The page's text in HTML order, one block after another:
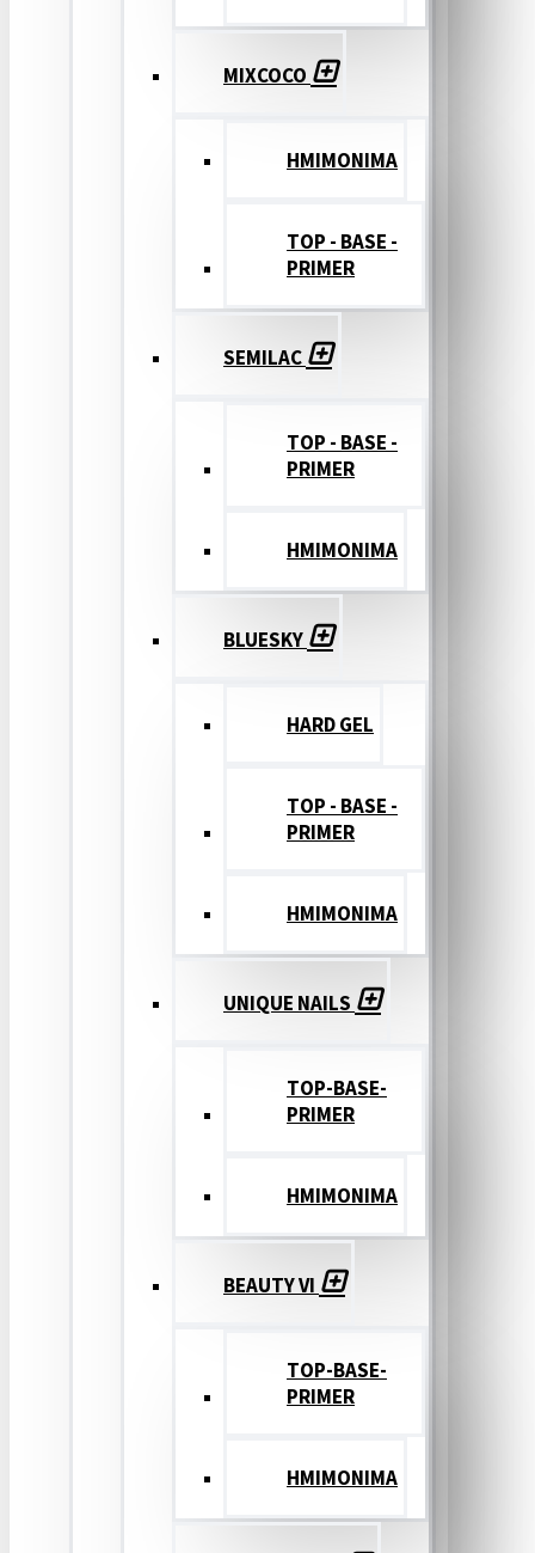
MIXCOCO
HMIMONIMA
TOP - BASE -
PRIMER
SEMILAC
TOP - BASE -
PRIMER
ΗΜΙΜΟΝΙΜΑ
BLUESKY
HARD GEL
TOP - BASE -
PRIMER
ΗΜΙΜΟΝΙΜΑ
UNIQUE NAILS
TOP-BASE-
PRIMER
ΗΜΙΜΟΝΙΜΑ
BEAUTY VI
TOP-BASE-
PRIMER
ΗΜΙΜΟΝΙΜΑ